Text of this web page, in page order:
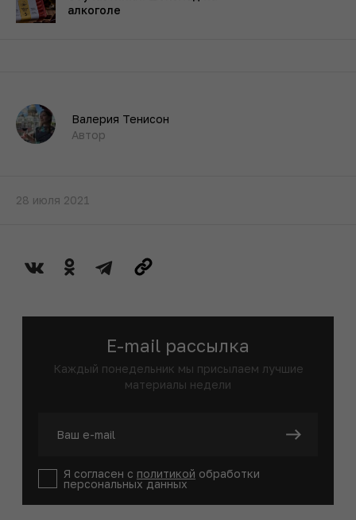
алкоголе
Валерия Тенисон
Автор
28 июля 2021
E-mail рассылка
Каждый понедельник мы присылаем лучшие
материалы недели
Я согласен с политикой обработки
персональных данных